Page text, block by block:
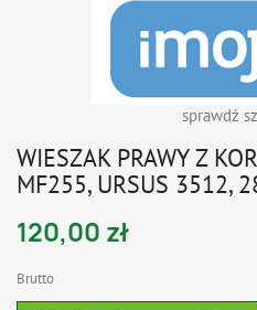
sprawdź
WIESZAK PRAWY Z
MF255, URSUS 3512,
120,00 zł
Brutto